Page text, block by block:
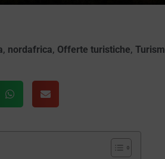
, nordafrica, Offerte turistiche,